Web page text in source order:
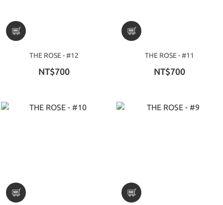
THE ROSE - #12
NT$700
THE ROSE - #11
NT$700